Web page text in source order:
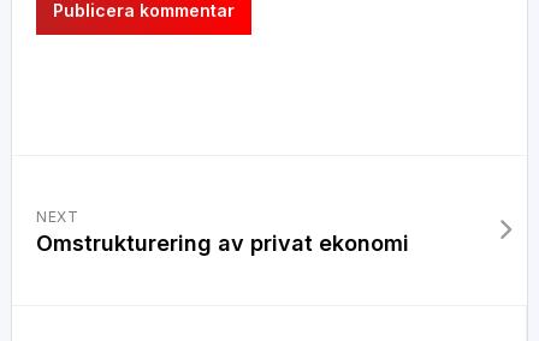
NEXT
Omstrukturering av privat ekonomi